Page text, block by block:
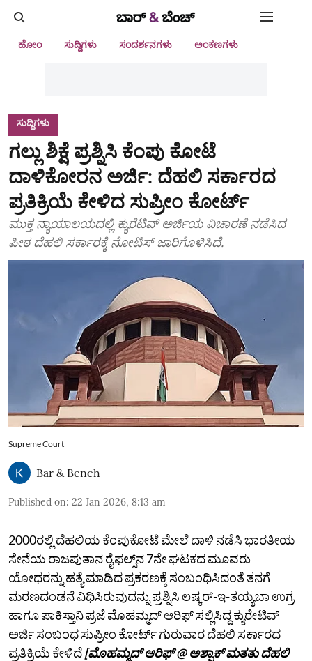
ಹೋಂ ಸುದ್ದಿಗಳು ಸಂದರ್ಶನಗಳು ಅಂಕಣಗಳು
ಸುದ್ದಿಗಳು
ಗಲ್ಲು ಶಿಕ್ಷೆ ಪ್ರಶ್ನಿಸಿ ಕೆಂಪು ಕೋಟೆ
ದಾಳಿಕೋರನ ಅರ್ಜಿ: ದೆಹಲಿ ಸರ್ಕಾರದ
ಪ್ರತಿಕ್ರಿಯೆ ಕೇಳಿದ ಸುಪ್ರೀಂ ಕೋರ್ಟ್‌
ಮುಕ್ತ ನ್ಯಾಯಾಲಯದಲ್ಲಿ ಕ್ಯುರೆಟಿವ್‌ ಅರ್ಜಿಯ ವಿಚಾರಣೆ ನಡೆಸಿದ
ಪೀಠ ದೆಹಲಿ ಸರ್ಕಾರಕ್ಕೆ ನೋಟಿಸ್ ಜಾರಿಗೊಳಿಸಿದೆ.
Supreme Court
Bar & Bench
Published on: 22 Jan 2026, 8:13 am
2000ರಲ್ಲಿ ದೆಹಲಿಯ ಕೆಂಪುಕೋಟೆ ಮೇಲೆ ದಾಳಿ ನಡೆಸಿ ಭಾರತೀಯ
ಸೇನೆಯ ರಾಜಪುತಾನ ರೈಫಲ್ಸ್‌ನ 7ನೇ ಘಟಕದ ಮೂವರು
ಯೋಧರನ್ನು ಹತ್ಯೆ ಮಾಡಿದ ಪ್ರಕರಣಕ್ಕೆ ಸಂಬಂಧಿಸಿದಂತೆ ತನಗೆ
ಮರಣದಂಡನೆ ವಿಧಿಸಿರುವುದನ್ನು ಪ್ರಶ್ನಿಸಿ ಲಷ್ಕರ್‌-ಇ-ತಯ್ಯಬಾ ಉಗ್ರ
ಹಾಗೂ ಪಾಕಿಸ್ತಾನಿ ಪ್ರಜೆ ಮೊಹಮ್ಮದ್ ಆರಿಫ್ ಸಲ್ಲಿಸಿದ್ದ ಕ್ಯುರೇಟಿವ್‌
ಅರ್ಜಿ ಸಂಬಂಧ ಸುಪ್ರೀಂ ಕೋರ್ಟ್‌ ಗುರುವಾರ ದೆಹಲಿ ಸರ್ಕಾರದ
ಪ್ರತಿಕ್ರಿಯೆ ಕೇಳಿದೆ[ಮೊಹಮ್ಮದ್ ಆರಿಫ್ @ ಅಶ್ಫಾಕ್ ಮತತು ದೆಹಲಿ